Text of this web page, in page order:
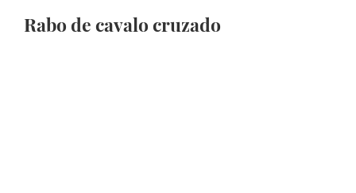
Rabo de cavalo cruzado